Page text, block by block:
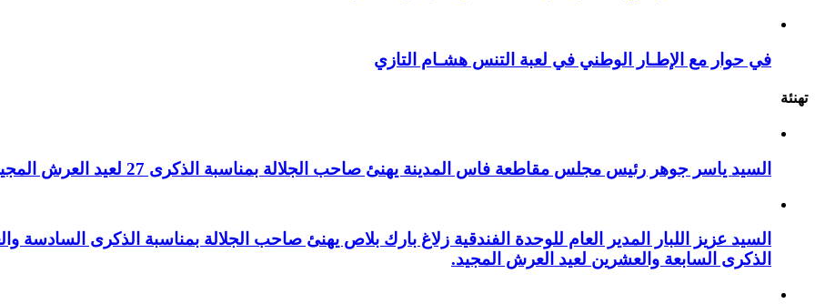
في حوار مع الإطـار الوطني في لعبة التنس هشـام التازي
تهنئة
السيد ياسر جوهر رئيس مجلس مقاطعة فاس المدينة يهنئ صاحب الجلالة بمناسبة الذكرى 27 لعيد العرش المجيد.
السيد عزيز اللبار المدير العام للوحدة الفندقية زلاغ بارك بلاص يهنئ صاحب الجلالة بمناسبة الذكرى
الذكرى السابعة والعشرين لعيد العرش المجيد.